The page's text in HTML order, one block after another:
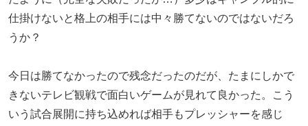
仕掛けないと格上の相手には中々勝てないのではないだろ
うか？
今日は勝てなかったので残念だったのだが、たまにしかで
きないテレビ観戦で面白いゲームが見れて良かった。こう
いう試合展開に持ち込めれば相手もプレッシャーを感じ